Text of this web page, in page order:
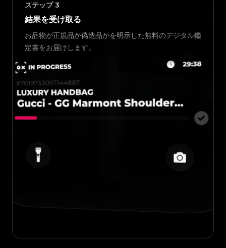
ステップ 3
結果を受け取る
お品物が正規品か偽造品かを明示した無料のデジタル鑑
定書をお届けします。